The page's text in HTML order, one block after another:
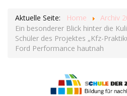
Aktuelle Seite: Home
Archiv
Ein besonderer Blick hinter die
Schüler des Projektes „Kfz-
Ford Performance hautnah